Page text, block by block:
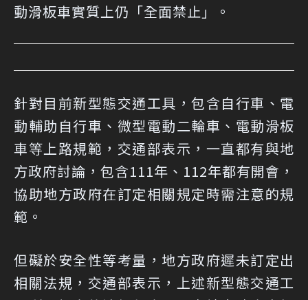
動滑板車實質上仍「全面禁止」。
針對目前新型態交通工具，包含自行車、電
動輔助自行車、微型電動二輪車、電動滑板
車等上路規範，交通部表示，一直都有與地
方政府討論，包含111年、112年都有開會，
協助地方政府在訂定相關規定時需注意的規
範。
但礙於安全性等考量，地方政府遲未訂定出
相關法規，交通部表示，上述新型態交通工